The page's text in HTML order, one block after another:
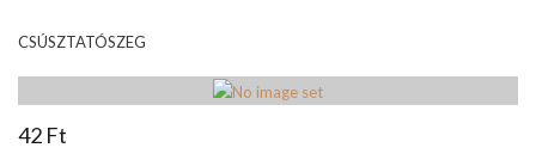
CSÚSZTATÓSZEG
42 Ft